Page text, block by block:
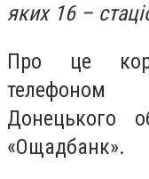
яких 16 –
Про це
телефоном
Донецького
«Ощадбанк».